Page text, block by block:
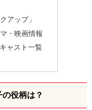
アップ」
・映画情報
ャスト一覧
役柄は？